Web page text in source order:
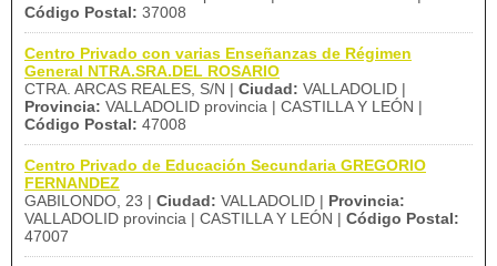
Código Postal: 37008
Centro Privado con varias Enseñanzas de Régimen
General NTRA.SRA.DEL ROSARIO
CTRA. ARCAS REALES, S/N | Ciudad: VALLADOLID |
Provincia: VALLADOLID provincia | CASTILLA Y LEÓN |
Código Postal: 47008
Centro Privado de Educación Secundaria GREGORIO
FERNANDEZ
GABILONDO, 23 | Ciudad: VALLADOLID | Provincia:
VALLADOLID provincia | CASTILLA Y LEÓN | Código Postal:
47007